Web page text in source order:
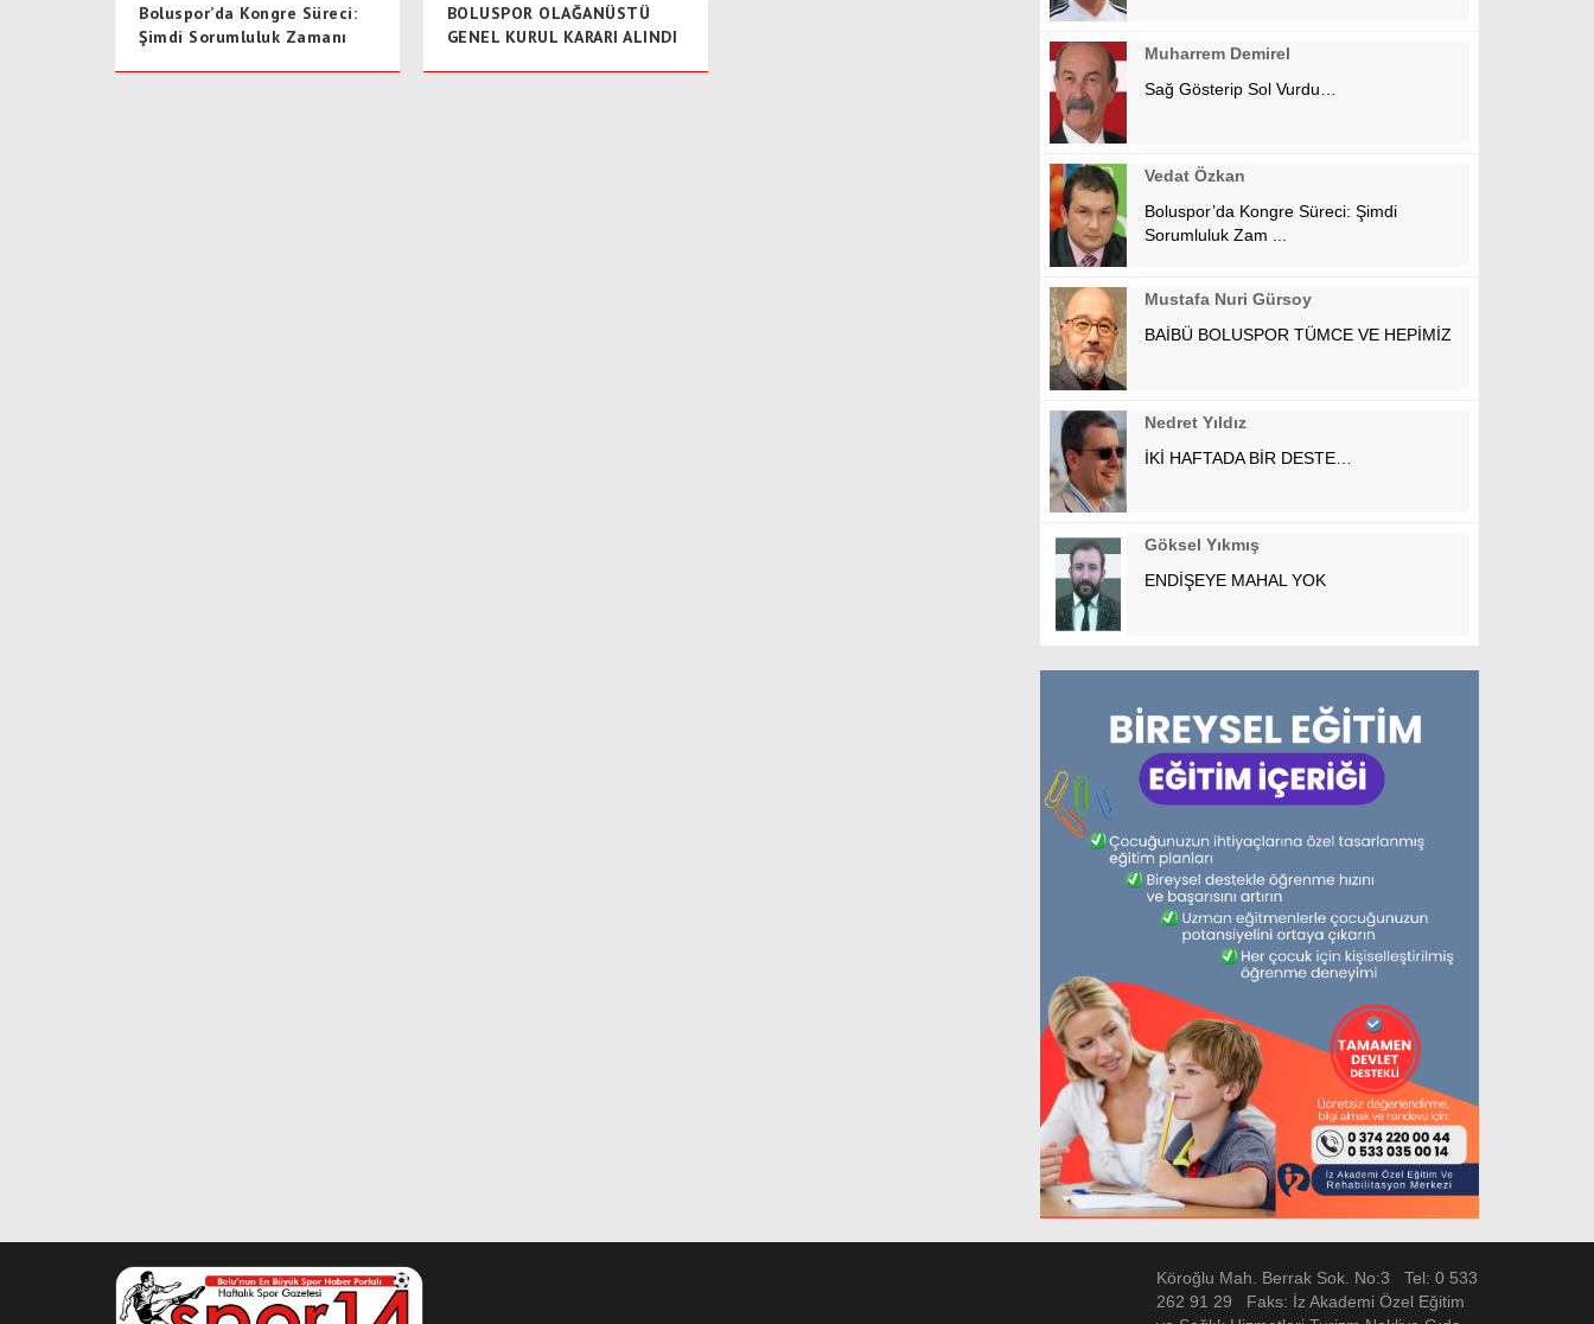
Boluspor’da Kongre Süreci:
Şimdi Sorumluluk Zamanı
BOLUSPOR OLAĞANÜSTÜ
GENEL KURUL KARARI ALINDI
Muharrem Demirel
Sağ Gösterip Sol Vurdu…
Vedat Özkan
Boluspor’da Kongre Süreci: Şimdi
Sorumluluk Zam ...
Mustafa Nuri Gürsoy
BAİBÜ BOLUSPOR TÜMCE VE HEPİMİZ
Nedret Yıldız
İKİ HAFTADA BİR DESTE…
Göksel Yıkmış
ENDİŞEYE MAHAL YOK
Köroğlu Mah. Berrak Sok. No:3 Tel: 0 533
262 91 29 Faks: İz Akademi Özel Eğitim